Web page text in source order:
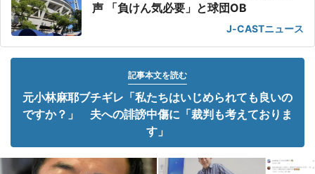
声 「負けん気必要」と球団OB
J-CASTニュース
記事本文を読む
元小林麻耶ブチギレ「私たちはいじめられても良いの
ですか？」 夫への誹謗中傷に「裁判も考えておりま
す」